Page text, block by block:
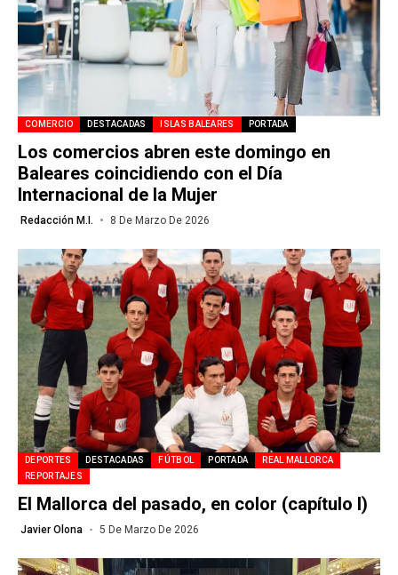
COMERCIO DESTACADAS ISLAS BALEARES PORTADA
Los comercios abren este domingo en
Baleares coincidiendo con el Día
Internacional de la Mujer
Redacción M.I. 8 De Marzo De 2026
DEPORTES DESTACADAS FÚTBOL PORTADA
REAL MALLORCA
REPORTAJES
El Mallorca del pasado, en color (capítulo I)
Javier Olona 5 De Marzo De 2026